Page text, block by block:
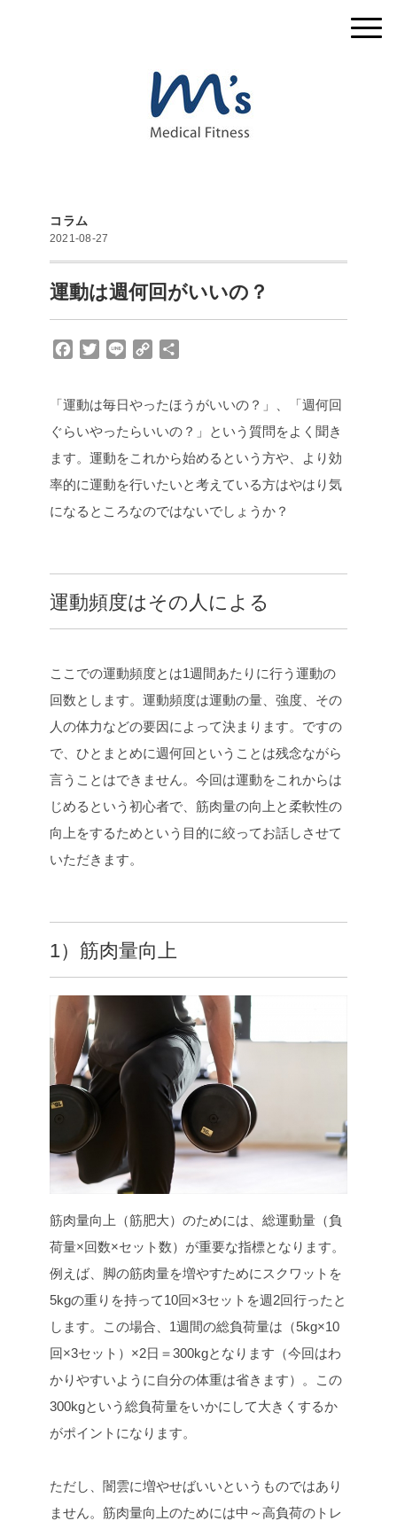
コラム
2021-08-27
運動は週何回がいいの？
e
b
o
k
t
t
r
e
y
L
n
k
「運動は毎日やったほうがいいの？」、「週何回
ぐらいやったらいいの？」という質問をよく聞き
ます。運動をこれから始めるという方や、より効
率的に運動を行いたいと考えている方はやはり気
になるところなのではないでしょうか？
運動頻度はその人による
ここでの運動頻度とは1週間あたりに行う運動の
回数とします。運動頻度は運動の量、強度、その
人の体力などの要因によって決まります。ですの
で、ひとまとめに週何回ということは残念ながら
言うことはできません。今回は運動をこれからは
じめるという初心者で、筋肉量の向上と柔軟性の
向上をするためという目的に絞ってお話しさせて
いただきます。
1）筋肉量向上
筋肉量向上（筋肥大）のためには、総運動量（負
荷量×回数×セット数）が重要な指標となります。
例えば、脚の筋肉量を増やすためにスクワットを
5kgの重りを持って10回×3セットを週2回行ったと
します。この場合、1週間の総負荷量は（5kg×10
回×3セット）×2日＝300kgとなります（今回はわ
かりやすいように自分の体重は省きます）。この
300kgという総負荷量をいかにして大きくするか
がポイントになります。
ただし、闇雲に増やせばいいというものではあり
ません。筋肉量向上のためには中～高負荷のトレ